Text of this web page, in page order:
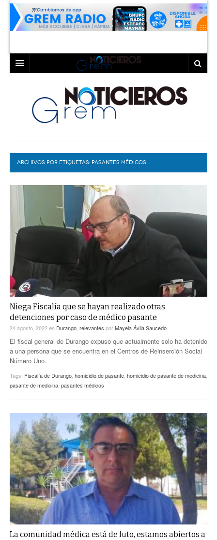
LAGUNA
TORREÓN
GÓMEZ PALACIO
LERDO
COAHUILA
DURANGO
DEPORTES
EL EXACTO
GLOBO
TRAYECTO LAGUNA
A MEDIA MAÑANA
A TODA LEY
ENTRE LAGUNEROS
DIÁLOGOS CON LA HISTORIA
TWEETS AND BEATS
LA MEJOR 97.1 ESTÉREO GALLITO
ACTUALIDADES GREM
PULSO
LA MEJOR INFORMACIÓN
PC29
ACTUALIDADES GREM
ARCHIVOS POR ETIQUETAS: PASANTES MÉDICOS
Niega Fiscalía que se hayan realizado otras
detenciones por caso de médico pasante
24 agosto, 2022en Durango relevantes porMayela Ávila Saucedo
El fiscal general de Durango expuso que actualmente solo ha detenido
a una persona que se encuentra en el Centros de Reinserción Social
Número Uno.
Tags: Fiscalía de Durango homicidio de pasante homicidio de pasante de medicina
pasante de medicina pasantes médicos
La comunidad médica está de luto, estamos abiertos a